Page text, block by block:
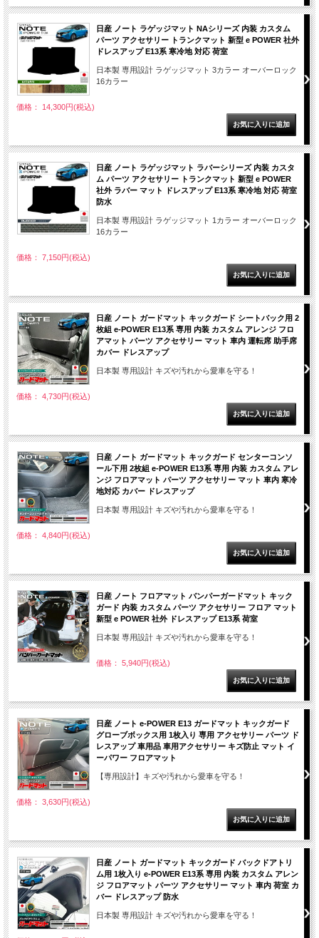
日産 ノート ラゲッジマット NAシリーズ 内装 カスタム
パーツ アクセサリー トランクマット 新型 e POWER 社外
ドレスアップ E13系 寒冷地 対応 荷室
日本製 専用設計 ラゲッジマット 3カラー オーバーロック
16カラー
価格： 14,300円(税込)
日産 ノート ラゲッジマット ラバーシリーズ 内装 カスタ
ム パーツ アクセサリー トランクマット 新型 e POWER
社外 ラバー マット ドレスアップ E13系 寒冷地 対応 荷室
防水
日本製 専用設計 ラゲッジマット 1カラー オーバーロック
16カラー
価格： 7,150円(税込)
日産 ノート ガードマット キックガード シートバック用 2
枚組 e-POWER E13系 専用 内装 カスタム アレンジ フロ
アマット パーツ アクセサリー マット 車内 運転席 助手席
カバー ドレスアップ
日本製 専用設計 キズや汚れから愛車を守る！
価格： 4,730円(税込)
日産 ノート ガードマット キックガード センターコンソ
ール下用 2枚組 e-POWER E13系 専用 内装 カスタム アレ
ンジ フロアマット パーツ アクセサリー マット 車内 寒冷
地対応 カバー ドレスアップ
日本製 専用設計 キズや汚れから愛車を守る！
価格： 4,840円(税込)
日産 ノート フロアマット バンパーガードマット キック
ガード 内装 カスタム パーツ アクセサリー フロア マット
新型 e POWER 社外 ドレスアップ E13系 荷室
日本製 専用設計 キズや汚れから愛車を守る！
価格： 5,940円(税込)
日産 ノート e-POWER E13 ガードマット キックガード
グローブボックス用 1枚入り 専用 アクセサリー パーツ ド
レスアップ 車用品 車用アクセサリー キズ防止 マット イ
ーパワー フロアマット
【専用設計】キズや汚れから愛車を守る！
価格： 3,630円(税込)
日産 ノート ガードマット キックガード バックドアトリ
ム用 1枚入り e-POWER E13系 専用 内装 カスタム アレン
ジ フロアマット パーツ アクセサリー マット 車内 荷室 カ
バー ドレスアップ 防水
日本製 専用設計 キズや汚れから愛車を守る！